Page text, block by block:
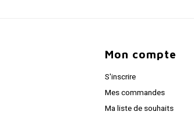
Mon compte
S'inscrire
Mes commandes
Ma liste de souhaits